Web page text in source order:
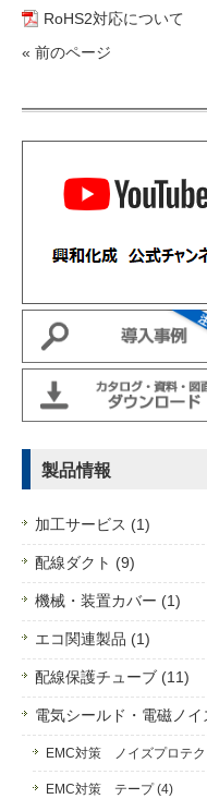
RoHS2対応について
« 前のページ
製品情報
加工サービス (1)
配線ダクト (9)
機械・装置カバー (1)
エコ関連製品 (1)
配線保護チューブ (11)
電気シールド・電磁ノ
EMC対策 ノイズプロテ
EMC対策 テープ (4)